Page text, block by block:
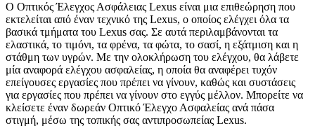
Ο Οπτικός Έλεγχος Ασφάλειας Lexus είναι μια επιθεώρηση που
εκτελείται από έναν τεχνικό της Lexus, ο οποίος ελέγχει όλα τα
βασικά τμήματα του Lexus σας. Σε αυτά περιλαμβάνονται τα
ελαστικά, το τιμόνι, τα φρένα, τα φώτα, το σασί, η εξάτμιση και η
στάθμη των υγρών. Με την ολοκλήρωση του ελέγχου, θα λάβετε
μία αναφορά ελέγχου ασφαλείας, η οποία θα αναφέρει τυχόν
επείγουσες εργασίες που πρέπει να γίνουν, καθώς και συστάσεις
για εργασίες που πρέπει να γίνουν στο εγγύς μέλλον. Μπορείτε να
κλείσετε έναν δωρεάν Οπτικό Έλεγχο Ασφαλείας ανά πάσα
στιγμή, μέσω της τοπικής σας αντιπροσωπείας Lexus.